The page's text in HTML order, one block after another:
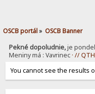
OSCB portál» OSCB Banner
Pekné dopoludnie,je
Meniny má : Vavrinec· //
You cannot see the results